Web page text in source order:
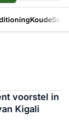
Koude
voorstel in
Kigali